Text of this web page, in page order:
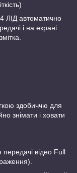
ЛІД автоматично
і на екрані
здобиччю для
знімати і ховати
передачі відео Full